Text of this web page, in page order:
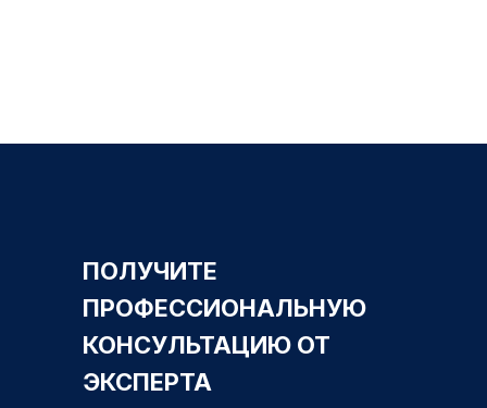
ПОЛУЧИТЕ
ПРОФЕССИОНАЛЬНУЮ
КОНСУЛЬТАЦИЮ ОТ
ЭКСПЕРТА